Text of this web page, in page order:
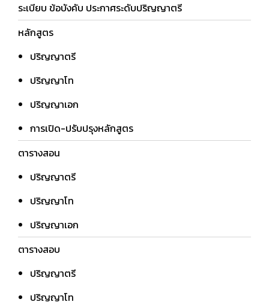
ระเบียบ ข้อบังคับ ประกาศระดับปริญญาตรี
หลักสูตร
ปริญญาตรี
ปริญญาโท
ปริญญาเอก
การเปิด-ปรับปรุงหลักสูตร
ตารางสอน
ปริญญาตรี
ปริญญาโท
ปริญญาเอก
ตารางสอบ
ปริญญาตรี
ปริญญาโท